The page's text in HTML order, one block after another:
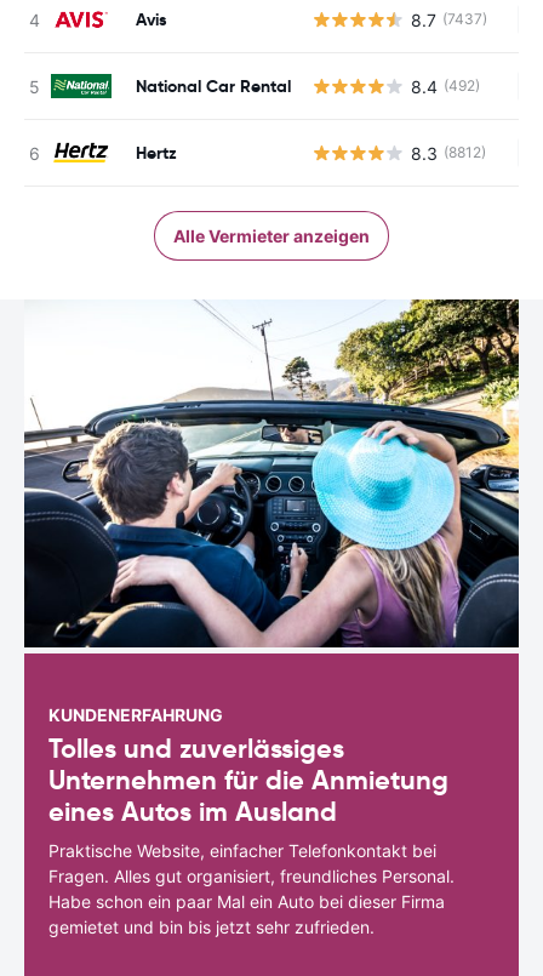
Avis 8.7 (7437)
National Car Rental 8.4 (492)
Hertz 8.3 (8812)
Alle Vermieter anzeigen
KUNDENERFAHRUNG
Tolles und zuverlässiges
Unternehmen für die Anmietung
eines Autos im Ausland
Praktische Website, einfacher Telefonkontakt bei
Fragen. Alles gut organisiert, freundliches Personal.
Habe schon ein paar Mal ein Auto bei dieser Firma
gemietet und bin bis jetzt sehr zufrieden.